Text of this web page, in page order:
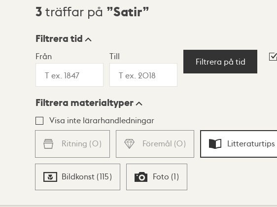
Sökresultat
3 träffar på Satir
Visningsläge
Lista Karta
Filtrera tid
Från Till
Filtrera på tid
Filtrera materialtyper
Visa inte lärarhandledningar
Ritning (0) Föremål (0) Litteraturtips
Bildkonst (115) Foto (1)